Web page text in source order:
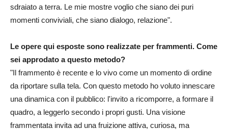
sdraiato a terra. Le mie mostre voglio che siano dei puri
momenti conviviali, che siano dialogo, relazione".
Le opere qui esposte sono realizzate per frammenti. Come
sei approdato a questo metodo?
"Il frammento è recente e lo vivo come un momento di ordine
da riportare sulla tela. Con questo metodo ho voluto innescare
una dinamica con il pubblico: l'invito a ricomporre, a formare il
quadro, a leggerlo secondo i propri gusti. Una visione
frammentata invita ad una fruizione attiva, curiosa, ma